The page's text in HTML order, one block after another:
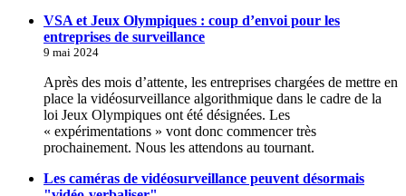
VSA et Jeux Olympiques : coup d’envoi pour les
entreprises de surveillance
9 mai 2024
Après des mois d’attente, les entreprises chargées de mettre en
place la vidéosurveillance algorithmique dans le cadre de la
loi Jeux Olympiques ont été désignées. Les
« expérimentations » vont donc commencer très
prochainement. Nous les attendons au tournant.
Les caméras de vidéosurveillance peuvent désormais